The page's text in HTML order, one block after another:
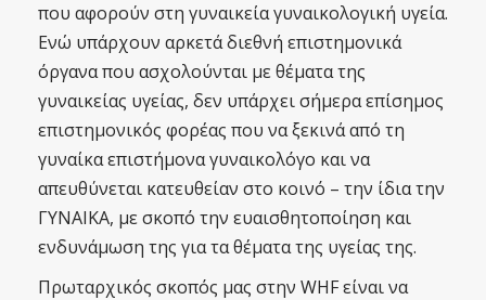
που αφορούν στη γυναικεία γυναικολογική υγεία.
Ενώ υπάρχουν αρκετά διεθνή επιστημονικά
όργανα που ασχολούνται με θέματα της
γυναικείας υγείας, δεν υπάρχει σήμερα επίσημος
επιστημονικός φορέας που να ξεκινά από τη
γυναίκα επιστήμονα γυναικολόγο και να
απευθύνεται κατευθείαν στο κοινό – την ίδια την
ΓΥΝΑΙΚΑ, με σκοπό την ευαισθητοποίηση και
ενδυνάμωση της για τα θέματα της υγείας της.
Πρωταρχικός σκοπός μας στην WHF είναι να